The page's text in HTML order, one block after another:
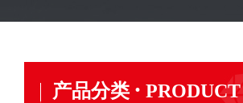
产品分类 · PRODUCT